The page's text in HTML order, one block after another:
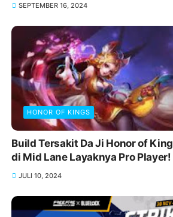
SEPTEMBER 16, 2024
HONOR OF KINGS
Build Tersakit Da Ji Honor of
di Mid Lane Layaknya Pro Player!
JULI 10, 2024